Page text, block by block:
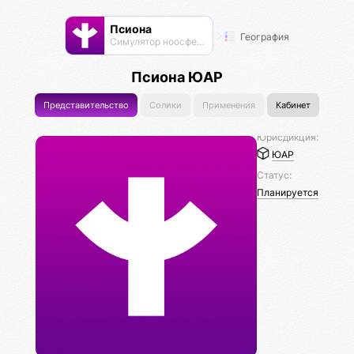
Псиона
Cимулятор ноосферы География
Псиона ЮАР
Представительство Солики Применения Кабинет
Юрисдикция:
ЮАР
Статус:
Планируется